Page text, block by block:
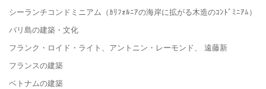
シーランチコンドミニアム（ｶﾘﾌｫﾙﾆｱの海岸に拡がる木造のｺﾝﾄﾞﾐﾆｱﾑ）
バリ島の建築・文化
フランク・ロイド・ライト、アントニン・レーモンド、 遠藤新
フランスの建築
ベトナムの建築